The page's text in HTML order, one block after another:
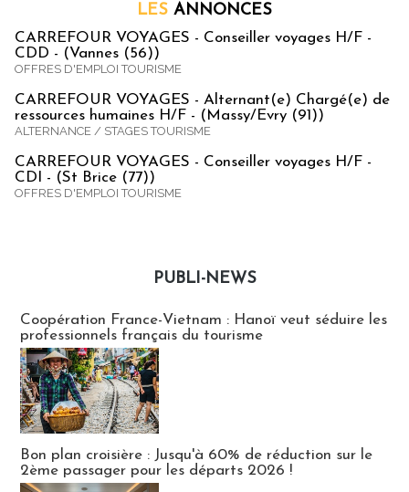
LES ANNONCES
CARREFOUR VOYAGES - Conseiller voyages H/F -
CDD - (Vannes (56))
OFFRES D'EMPLOI TOURISME
CARREFOUR VOYAGES - Alternant(e) Chargé(e) de
ressources humaines H/F - (Massy/Evry (91))
ALTERNANCE / STAGES TOURISME
CARREFOUR VOYAGES - Conseiller voyages H/F -
CDI - (St Brice (77))
OFFRES D'EMPLOI TOURISME
PUBLI-NEWS
Coopération France-Vietnam : Hanoï veut séduire les
professionnels français du tourisme
Bon plan croisière : Jusqu'à 60% de réduction sur le
2ème passager pour les départs 2026 !